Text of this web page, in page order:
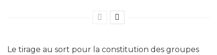
Le tirage au sort pour la constitution des groupes